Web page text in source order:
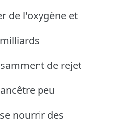
de l'oxygène et
de rejet
peu
nourrir des